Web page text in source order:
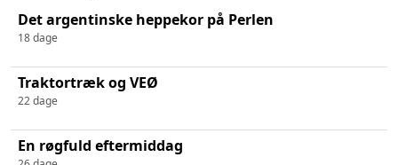
Det argentinske heppekor på Perlen
18 dage
Traktortræk og VEØ
22 dage
En røgfuld eftermiddag